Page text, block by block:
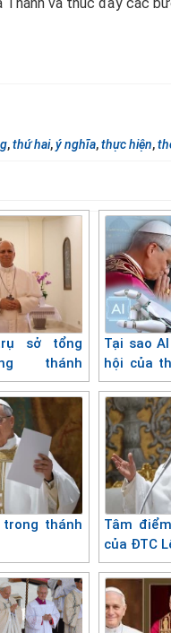
,thứ hai,ý nghĩa,thực hiện,
sở tổng
thánh
Tại sao
hội của
đối với
trong thánh
Tâm
của ĐTC